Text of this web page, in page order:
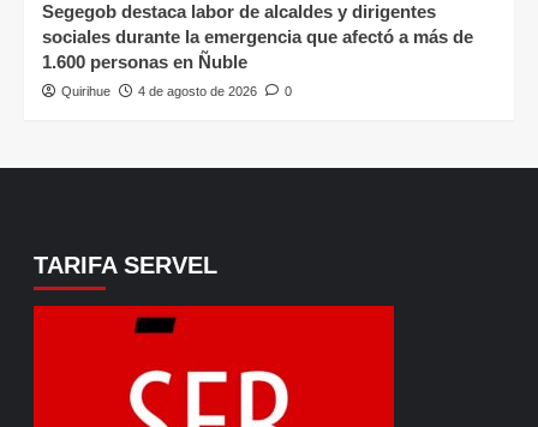
Segegob destaca labor de alcaldes y dirigentes
sociales durante la emergencia que afectó a más de
1.600 personas en Ñuble
Quirihue 4 de agosto de 2026 0
TARIFA SERVEL